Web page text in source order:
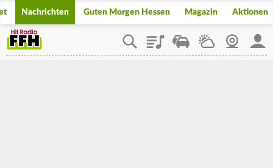
Nachrichten Guten Morgen Hessen Magazin Aktionen
PlaylistStaupilotWetterWebcam